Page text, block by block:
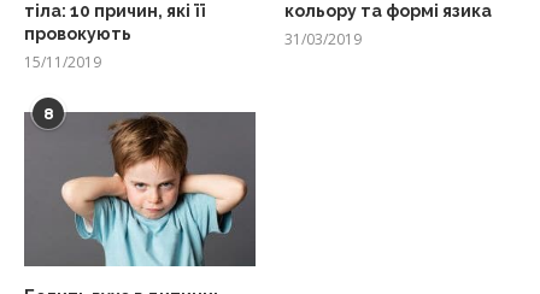
тіла: 10 причин, які її
провокують
15/11/2019
кольору та формі язика
31/03/2019
8